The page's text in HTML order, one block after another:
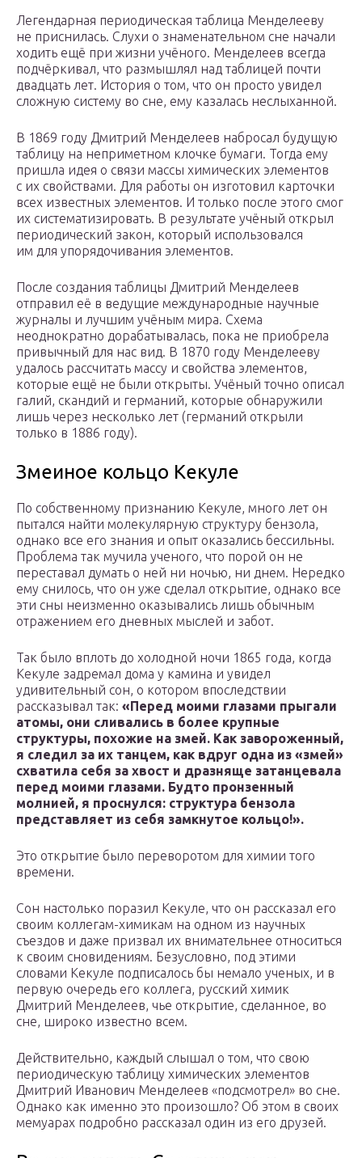
Легендарная периодическая таблица Менделееву
не приснилась. Слухи о знаменательном сне начали
ходить ещё при жизни учёного. Менделеев всегда
подчёркивал, что размышлял над таблицей почти
двадцать лет. История о том, что он просто увидел
сложную систему во сне, ему казалась неслыханной.
В 1869 году Дмитрий Менделеев набросал будущую
таблицу на неприметном клочке бумаги. Тогда ему
пришла идея о связи массы химических элементов
с их свойствами. Для работы он изготовил карточки
всех известных элементов. И только после этого смог
их систематизировать. В результате учёный открыл
периодический закон, который использовался
им для упорядочивания элементов.
После создания таблицы Дмитрий Менделеев
отправил её в ведущие международные научные
журналы и лучшим учёным мира. Схема
неоднократно дорабатывалась, пока не приобрела
привычный для нас вид. В 1870 году Менделееву
удалось рассчитать массу и свойства элементов,
которые ещё не были открыты. Учёный точно описал
галий, скандий и германий, которые обнаружили
лишь через несколько лет (германий открыли
только в 1886 году).
Змеиное кольцо Кекуле
По собственному признанию Кекуле, много лет он
пытался найти молекулярную структуру бензола,
однако все его знания и опыт оказались бессильны.
Проблема так мучила ученого, что порой он не
переставал думать о ней ни ночью, ни днем. Нередко
ему снилось, что он уже сделал открытие, однако все
эти сны неизменно оказывались лишь обычным
отражением его дневных мыслей и забот.
Так было вплоть до холодной ночи 1865 года, когда
Кекуле задремал дома у камина и увидел
удивительный сон, о котором впоследствии
рассказывал так: «Перед моими глазами прыгали
атомы, они сливались в более крупные
структуры, похожие на змей. Как завороженный,
я следил за их танцем, как вдруг одна из «змей»
схватила себя за хвост и дразняще затанцевала
перед моими глазами. Будто пронзенный
молнией, я проснулся: структура бензола
представляет из себя замкнутое кольцо!».
Это открытие было переворотом для химии того
времени.
Сон настолько поразил Кекуле, что он рассказал его
своим коллегам-химикам на одном из научных
съездов и даже призвал их внимательнее относиться
к своим сновидениям. Безусловно, под этими
словами Кекуле подписалось бы немало ученых, и в
первую очередь его коллега, русский химик
Дмитрий Менделеев, чье открытие, сделанное, во
сне, широко известно всем.
Действительно, каждый слышал о том, что свою
периодическую таблицу химических элементов
Дмитрий Иванович Менделеев «подсмотрел» во сне.
Однако как именно это произошло? Об этом в своих
мемуарах подробно рассказал один из его друзей.